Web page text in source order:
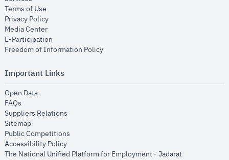
Terms of Use
Privacy Policyopens in new window
Media Centeropens in new window
E-Participation
Freedom of Information Policyopens in new window
Important Links
Open Dataopens in new window
FAQs
Suppliers Relations
Sitemapopens in new window
Public Competitions
Accessibility Policyopens in new window
The National Unified Platform for Employment - Jadaratopens in new